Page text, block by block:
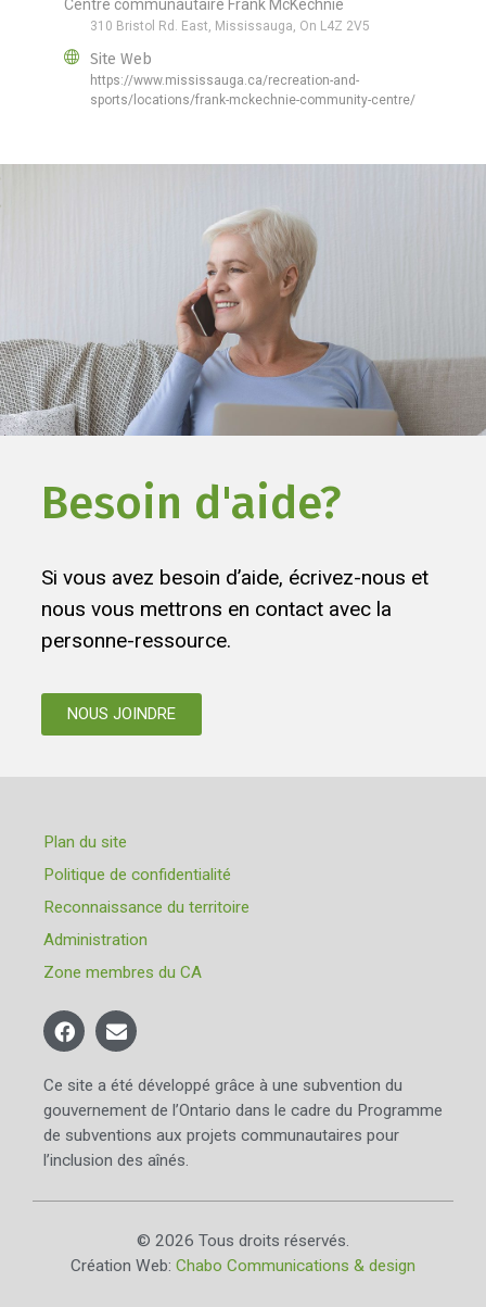
Centre communautaire Frank McKechnie
310 Bristol Rd. East, Mississauga, On L4Z 2V5
Site Web
https://www.mississauga.ca/recreation-and-
sports/locations/frank-mckechnie-community-centre/
Besoin d'aide?
Si vous avez besoin d’aide, écrivez-nous et
nous vous mettrons en contact avec la
personne-ressource.
NOUS JOINDRE
Plan du site
Politique de confidentialité
Reconnaissance du territoire
Administration
Zone membres du CA
Ce site a été développé grâce à une subvention du
gouvernement de l’Ontario dans le cadre du Programme
de subventions aux projets communautaires pour
l’inclusion des aînés.
© 2026 Tous droits réservés.
Création Web: Chabo Communications & design